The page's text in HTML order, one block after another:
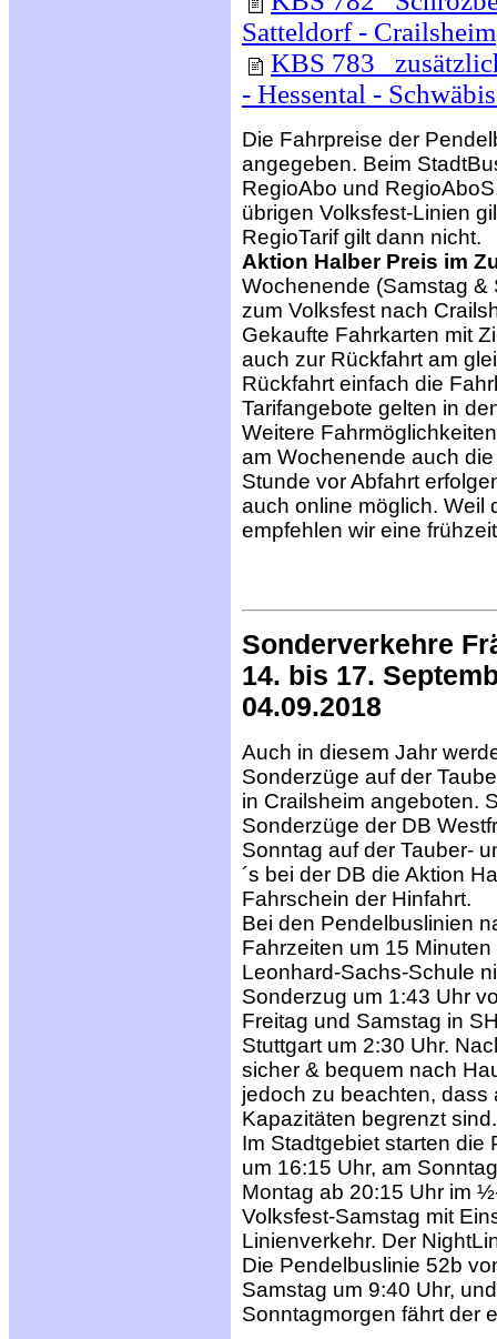
Satteldorf - Crailsheim
KBS 783
- Hessental -
Die Fahrpreise der
angegeben. Beim
RegioAbo und
übrigen Volksfest-Linien
RegioTarif gilt dann nicht.
Aktion Halber Preis im
Wochenende (Samstag
zum Volksfest nach
Gekaufte Fahrkarten mit
auch zur Rückfahrt am
Rückfahrt einfach die
Tarifangebote gelten in
Weitere
am Wochenende auch
Stunde vor Abfahrt
auch online möglich. Weil
empfehlen wir eine
Sonderverkehre
14. bis 17.
04.09.2018
Auch in diesem Jahr
Sonderzüge auf der
in Crailsheim angeboten.
Sonderzüge der DB
Sonntag auf der Tauber-
´s bei der DB die Aktion
Fahrschein der Hinfahrt.
Bei den Pendelbuslinien
Fahrzeiten um 15
Leonhard-Sachs-Schule
Sonderzug um 1:43 Uhr
Freitag und Samstag in
Stuttgart um 2:30 Uhr.
sicher & bequem nach
jedoch zu beachten, dass
Kapazitäten begrenzt sind.
Im Stadtgebiet starten die
um 16:15 Uhr, am
Montag ab 20:15 Uhr im
Volksfest-Samstag mit
Linienverkehr. Der
Die Pendelbuslinie 52b
Samstag um 9:40 Uhr,
Sonntagmorgen fährt der